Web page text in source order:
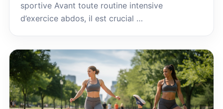
sportive Avant toute routine intensive
d’exercice abdos, il est crucial …